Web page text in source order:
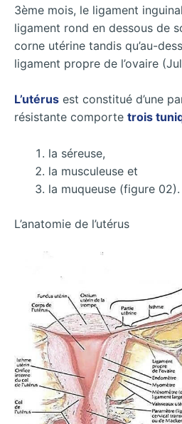
3ème mois, le ligament
ligament rond en dessous de
corne utérine tandis qu’au-
ligament propre de l’ovaire
L’utérus est constitué d’une
résistante comporte trois
la séreuse,
la musculeuse et
la muqueuse (figure 02).
L’anatomie de l’utérus